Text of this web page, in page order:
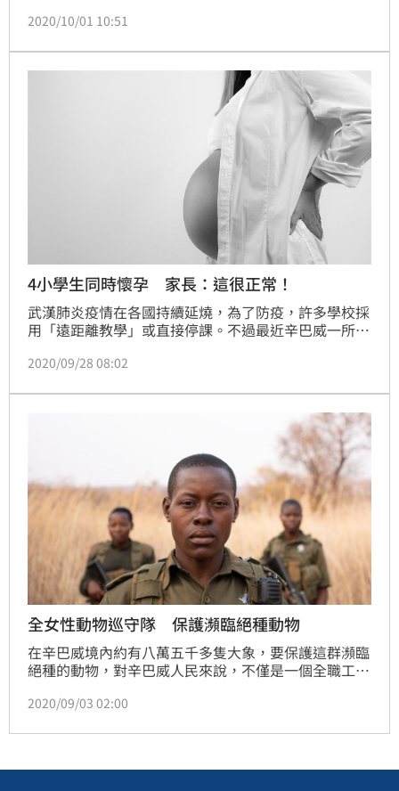
都還在。（記者林辰彥／綜合報導）
2020/10/01 10:51
4小學生同時懷孕 家長：這很正常！
武漢肺炎疫情在各國持續延燒，為了防疫，許多學校採
用「遠距離教學」或直接停課。不過最近辛巴威一所學
懷孕，消息曝光後，當地警方只是簡單做了紀錄就結
生懷孕是很常見的事情，很多家長都知道，他們也不想
2020/09/28 08:02
全女性動物巡守隊 保護瀕臨絕種動物
在辛巴威境內約有八萬五千多隻大象，要保護這群瀕臨
絕種的動物，對辛巴威人民來說，不僅是一個全職工
的巡守隊，她們專門保護國境內的大象，免受盜獵者的
2020/09/03 02:00